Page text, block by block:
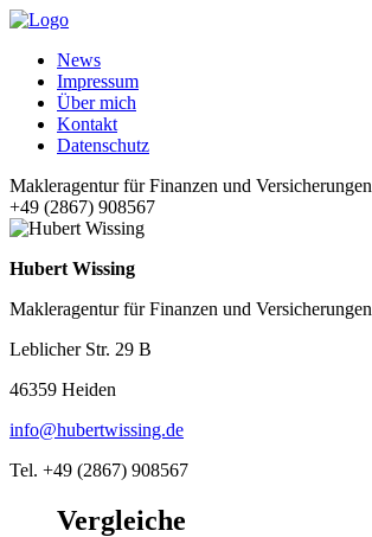
News
Impressum
Über mich
Kontakt
Datenschutz
Makleragentur für Finanzen und Versicherungen
+49 (2867) 908567
Hubert Wissing
Makleragentur für Finanzen und Versicherungen
Leblicher Str. 29 B
46359 Heiden
info@hubertwissing.de
Tel. +49 (2867) 908567
Vergleiche